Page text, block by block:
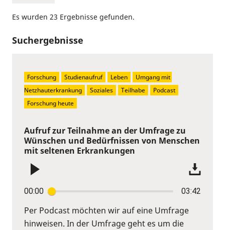
Es wurden 23 Ergebnisse gefunden.
Suchergebnisse
Aufruf zur Teilnahme an der Umfrage zu
Wünschen und Bedürfnissen von Menschen
mit seltenen Erkrankungen
00:00 03:42
Per Podcast möchten wir auf eine Umfrage
hinweisen. In der Umfrage geht es um die
Forschung Studienaufruf Leben
Umgang mit
Netzhauterkrankung
Soziales Teilhabe
Podcast
Forschung heute